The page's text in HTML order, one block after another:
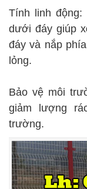
Tính linh động:
dưới đáy giúp
đáy và nắp
lỏng.
Bảo vệ môi
giảm lượng
trường.